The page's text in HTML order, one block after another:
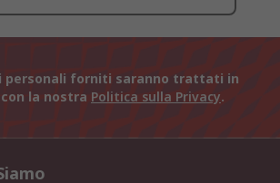
personali forniti saranno trattati in
la nostra Politica sulla Privacy.